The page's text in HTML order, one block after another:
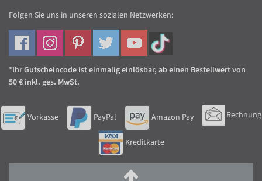
Folgen Sie uns in unseren sozialen Netzwerken:
*Ihr Gutscheincode ist einmalig einlösbar, ab einen Bestellwert von
50 € inkl. ges. MwSt.
Vorkasse PayPal Amazon Pay Rechnung
Kreditkarte